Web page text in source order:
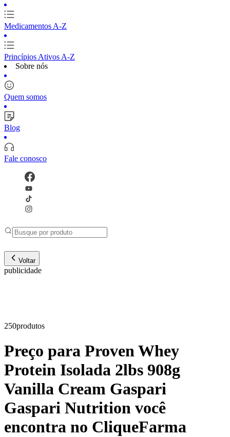
Medicamentos A-Z
Princípios Ativos A-Z
Sobre nós
Quem somos
Blog
Fale conosco
Voltar
publicidade
250produtos
Preço para Proven Whey
Protein Isolada 2lbs 908g
Vanilla Cream Gaspari
Gaspari Nutrition você
encontra no CliqueFarma